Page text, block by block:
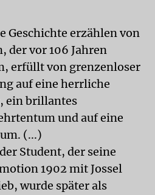
Geschichte erzählen von
der vor 106 Jahren
erfüllt von grenzenloser
auf eine herrliche
ein brillantes
und auf eine
(...)
Student, der seine
1902 mit Jossel
wurde später als